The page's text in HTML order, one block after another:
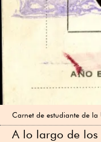
Carnet de estudiante de
A lo largo de los